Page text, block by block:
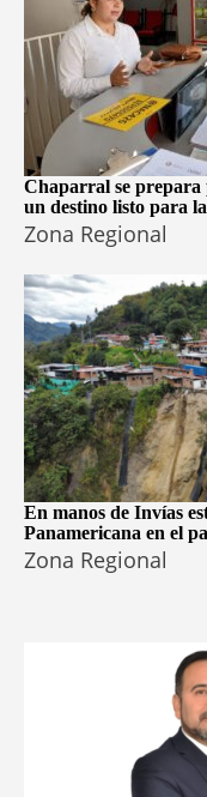
Chaparral se prepara
un destino listo para
Zona Regional
En manos de Invías
Panamericana en el
Zona Regional